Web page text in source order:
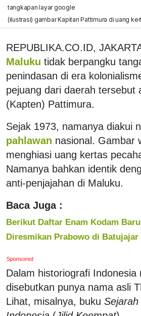
tangkapan layar google
(ilustrasi) gambar Kapitan Pattimura di uang
REPUBLIKA.CO.ID,
Maluku tidak berpangku
penindasan di era
pejuang dari daerah tersebut
(Kapten) Pattimura.
Sejak 1973, namanya diakui
pahlawan nasional. Gambar
menghiasi uang kertas
Namanya bahkan identik
anti-penjajahan di Maluku.
Baca Juga :
Berikut Daftar Enam Kodam
Diresmikan Prabowo di Batujajar
Sponsored
Dalam historiografi Indonesia
disebutkan punya nama asli
Lihat, misalnya, buku Sejarah